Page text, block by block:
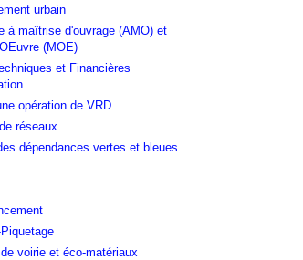
urbain
à maîtrise d'ouvrage (AMO) et
(MOE)
et Financières
opération de VRD
réseaux
dépendances vertes et bleues
voirie et éco-matériaux